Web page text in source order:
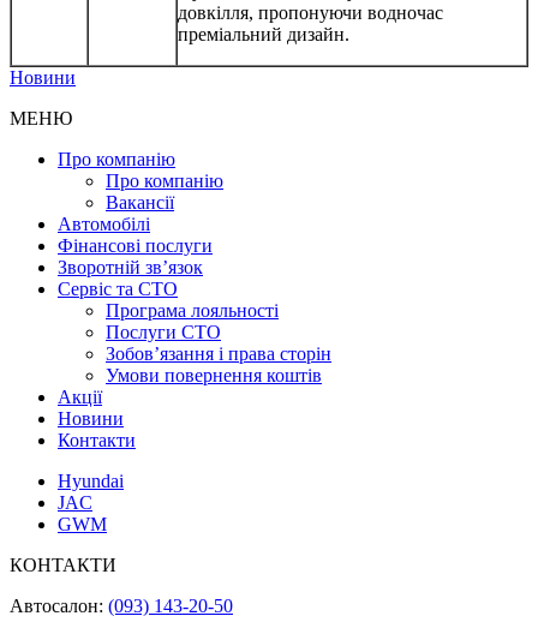
довкілля, пропонуючи водночас
преміальний дизайн.
Новини
МЕНЮ
Про компанію
Про компанію
Вакансії
Автомобілі
Фінансові послуги
Зворотній зв’язок
Cервіс та СТО
Програма лояльності
Послуги СТО
Зобов’язання і права сторін
Умови повернення коштів
Акції
Новини
Контакти
Hyundai
JAC
GWM
КОНТАКТИ
Автосалон: (093) 143-20-50